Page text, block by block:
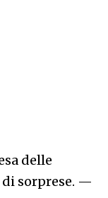
delle
di sorprese. —